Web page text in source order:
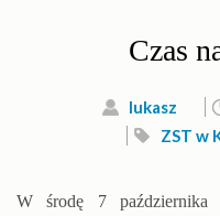
Czas
lukasz
ZST w
W środę 7 października